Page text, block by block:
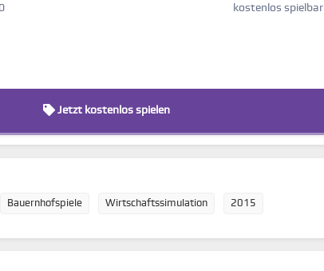
0
kostenlos spielbar
Jetzt kostenlos spielen
Bauernhofspiele Wirtschaftssimulation 2015